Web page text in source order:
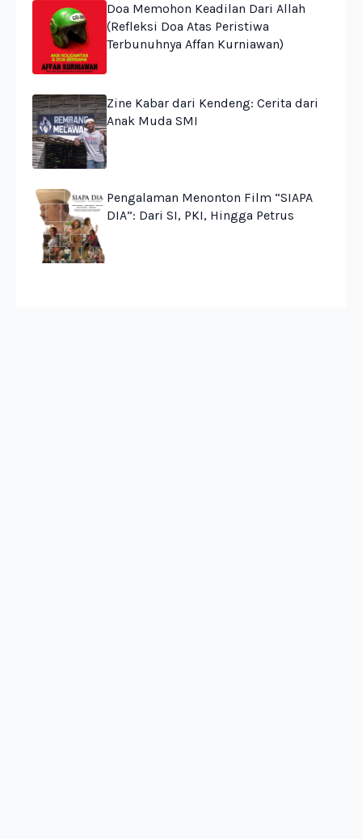
Doa Memohon Keadilan Dari Allah
(Refleksi Doa Atas Peristiwa
Terbunuhnya Affan Kurniawan)
Zine Kabar dari Kendeng: Cerita dari
Anak Muda SMI
Pengalaman Menonton Film “SIAPA
DIA”: Dari SI, PKI, Hingga Petrus